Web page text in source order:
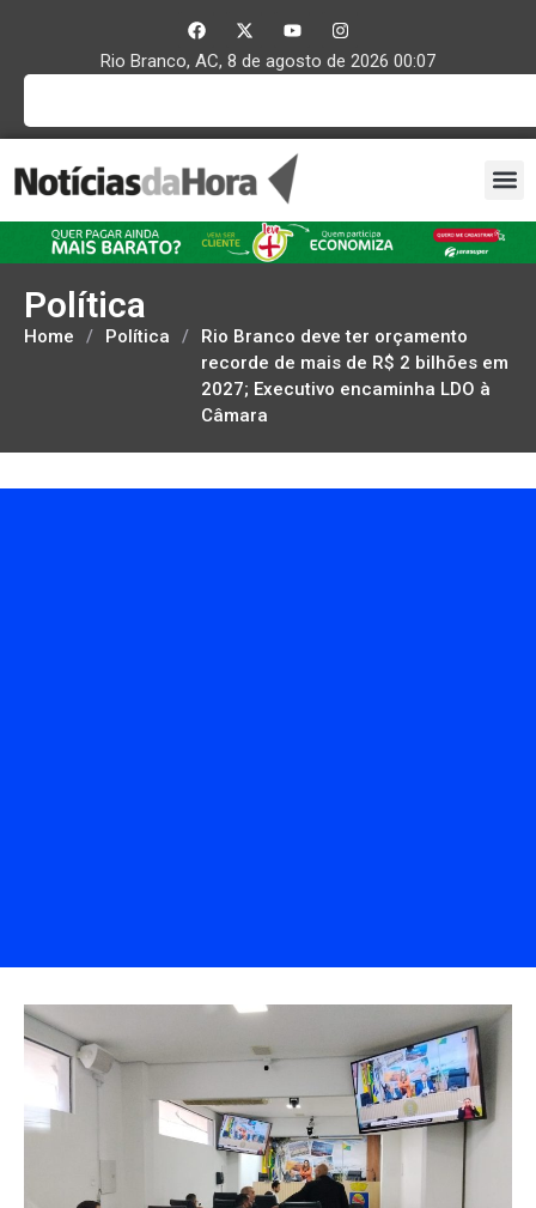
Rio Branco, AC, 8 de agosto de 2026 00:07
Política
Home / Política /
Rio Branco deve ter orçamento
recorde de mais de R$ 2 bilhões em
2027; Executivo encaminha LDO à
Câmara